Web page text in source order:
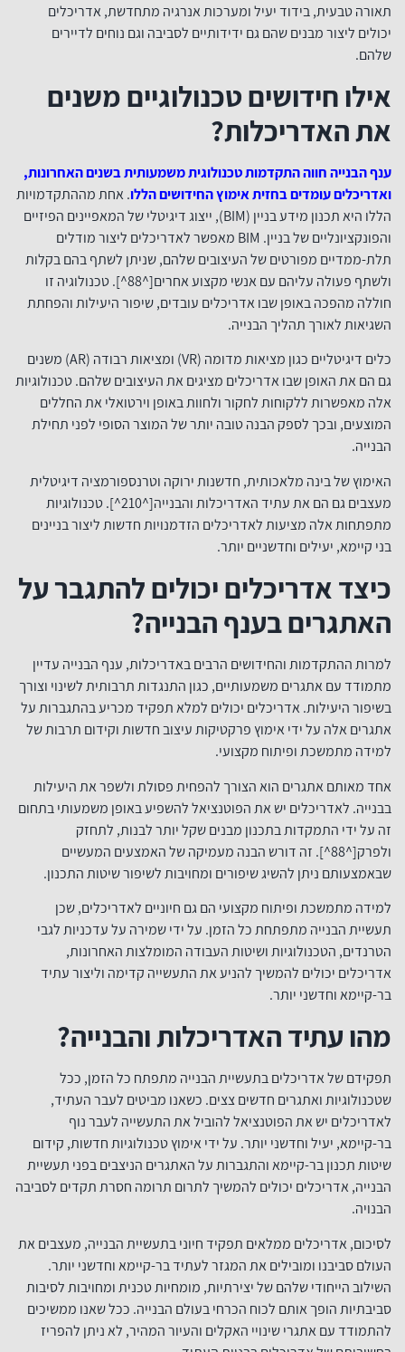
תאורה טבעית, בידוד יעיל ומערכות אנרגיה מתחדשת, אדריכלים
יכולים ליצור מבנים שהם גם ידידותיים לסביבה וגם נוחים לדיירים
שלהם.
אילו חידושים טכנולוגיים משנים
את האדריכלות?
ענף הבנייה חווה התקדמות טכנולוגית משמעותית בשנים האחרונות,
ואדריכלים עומדים בחזית אימוץ החידושים הללו. אחת מההתקדמויות
הללו היא תכנון מידע בניין (BIM), ייצוג דיגיטלי של המאפיינים הפיזיים
והפונקציונליים של בניין. BIM מאפשר לאדריכלים ליצור מודלים
תלת-ממדיים מפורטים של העיצובים שלהם, שניתן לשתף בהם בקלות
ולשתף פעולה עליהם עם אנשי מקצוע אחרים[^88^]. טכנולוגיה זו
חוללה מהפכה באופן שבו אדריכלים עובדים, שיפור היעילות והפחתת
השגיאות לאורך תהליך הבנייה.
כלים דיגיטליים כגון מציאות מדומה (VR) ומציאות רבודה (AR) משנים
גם הם את האופן שבו אדריכלים מציגים את העיצובים שלהם. טכנולוגיות
אלה מאפשרות ללקוחות לחקור ולחוות באופן וירטואלי את החללים
המוצעים, ובכך לספק הבנה טובה יותר של המוצר הסופי לפני תחילת
הבנייה.
האימוץ של בינה מלאכותית, חדשנות ירוקה וטרנספורמציה דיגיטלית
מעצבים גם הם את עתיד האדריכלות והבנייה[^210^]. טכנולוגיות
מתפתחות אלה מציעות לאדריכלים הזדמנויות חדשות ליצור בניינים
בני קיימא, יעילים וחדשניים יותר.
כיצד אדריכלים יכולים להתגבר על
האתגרים בענף הבנייה?
למרות ההתקדמות והחידושים הרבים באדריכלות, ענף הבנייה עדיין
מתמודד עם אתגרים משמעותיים, כגון התנגדות תרבותית לשינוי וצורך
בשיפור היעילות. אדריכלים יכולים למלא תפקיד מכריע בהתגברות על
אתגרים אלה על ידי אימוץ פרקטיקות עיצוב חדשות וקידום תרבות של
למידה מתמשכת ופיתוח מקצועי.
אחד מאותם אתגרים הוא הצורך להפחית פסולת ולשפר את היעילות
בבנייה. לאדריכלים יש את הפוטנציאל להשפיע באופן משמעותי בתחום
זה על ידי התמקדות בתכנון מבנים שקל יותר לבנות, לתחזק
ולפרק[^88^]. זה דורש הבנה מעמיקה של האמצעים המעשיים
שבאמצעותם ניתן להשיג שיפורים ומחויבות לשיפור שיטות התכנון.
למידה מתמשכת ופיתוח מקצועי הם גם חיוניים לאדריכלים, שכן
תעשיית הבנייה מתפתחת כל הזמן. על ידי שמירה על עדכניות לגבי
הטרנדים, הטכנולוגיות ושיטות העבודה המומלצות האחרונות,
אדריכלים יכולים להמשיך להניע את התעשייה קדימה וליצור עתיד
בר-קיימא וחדשני יותר.
מהו עתיד האדריכלות והבנייה?
תפקידם של אדריכלים בתעשיית הבנייה מתפתח כל הזמן, ככל
שטכנולוגיות ואתגרים חדשים צצים. כשאנו מביטים לעבר העתיד,
לאדריכלים יש את הפוטנציאל להוביל את התעשייה לעבר נוף
בר-קיימא, יעיל וחדשני יותר. על ידי אימוץ טכנולוגיות חדשות, קידום
שיטות תכנון בר-קיימא והתגברות על האתגרים הניצבים בפני תעשיית
הבנייה, אדריכלים יכולים להמשיך לתרום תרומה חסרת תקדים לסביבה
הבנויה.
לסיכום, אדריכלים ממלאים תפקיד חיוני בתעשיית הבנייה, מעצבים את
העולם סביבנו ומובילים את המגזר לעתיד בר-קיימא וחדשני יותר.
השילוב הייחודי שלהם של יצירתיות, מומחיות טכנית ומחויבות לסיבות
סביבתיות הופך אותם לכוח הכרחי בעולם הבנייה. ככל שאנו ממשיכים
להתמודד עם אתגרי שינויי האקלים והעיור המהיר, לא ניתן להפריז